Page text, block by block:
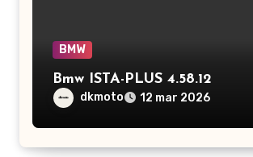
BMW
Bmw ISTA-PLUS 4.58.12
dkmoto 12 mar 2026